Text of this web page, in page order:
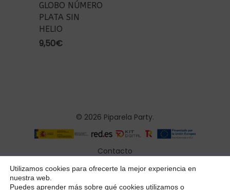
Subtotal: 0,00
GLOBO NÚMERO
PLATA SIN
HELIO
9,50€
© 2026 Piparela Party.
Contacto
Aviso legal
Política de privacidad
Utilizamos cookies para ofrecerte la mejor experiencia en
nuestra web.
Puedes aprender más sobre qué cookies utilizamos o